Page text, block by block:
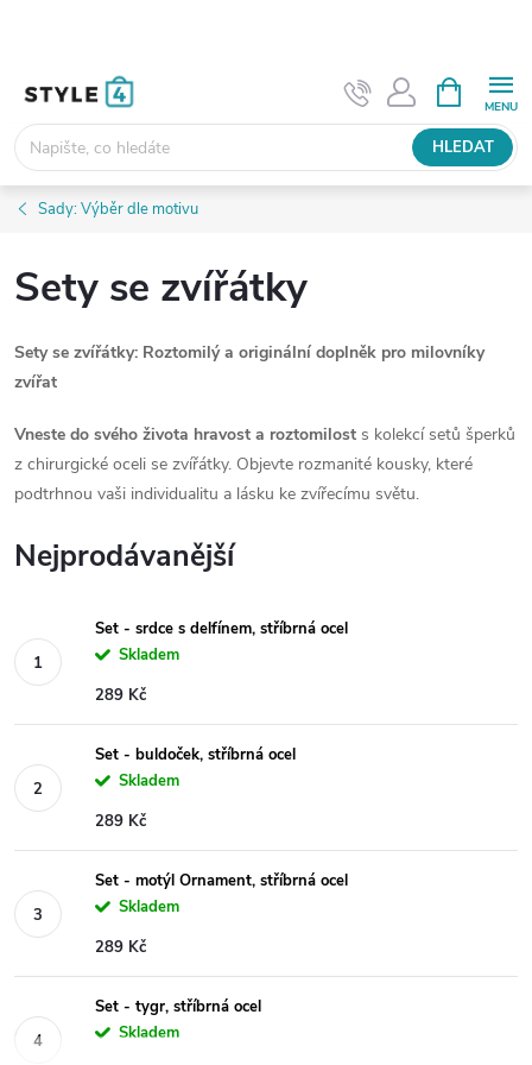
HLEDAT
NÁKUPNÍ
KOŠÍK
Sady: Výběr dle motivu
Sety se zvířátky
Sety se zvířátky: Roztomilý a originální doplněk pro milovníky
zvířat
Vneste do svého života hravost a roztomilost s kolekcí setů šperků
z chirurgické oceli se zvířátky. Objevte rozmanité kousky, které
podtrhnou vaši individualitu a lásku ke zvířecímu světu.
Nejprodávanější
Set - srdce s delfínem, stříbrná ocel
Skladem
289 Kč
Set - buldoček, stříbrná ocel
Skladem
289 Kč
Set - motýl Ornament, stříbrná ocel
Skladem
289 Kč
Set - tygr, stříbrná ocel
Skladem